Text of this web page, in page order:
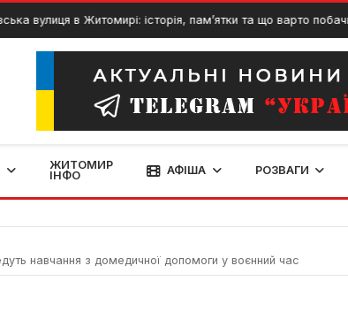
в Житомирі: історія, пам’ятки та що варто побачити
ЖИТОМИР
ІНФО
АФІША РОЗВАГИ
навчання з домедичної допомоги у воєнний час